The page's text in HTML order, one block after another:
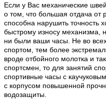
Если у Вас механические
о том, что большая отдача от
способна нарушить точность
быстрому износу механизма,
ни были ваши часы. Не во
спортом, тем более
вроде отбойного молотка и
спортсмен, то для занятий
спортивные часы с
с корпусом повышенной
водозащиты.